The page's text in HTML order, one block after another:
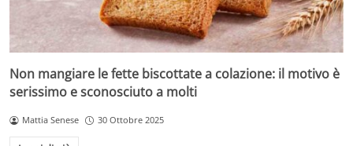
Non mangiare le fette biscottate a colazione: il motivo è
serissimo e sconosciuto a molti
Mattia Senese 30 Ottobre 2025